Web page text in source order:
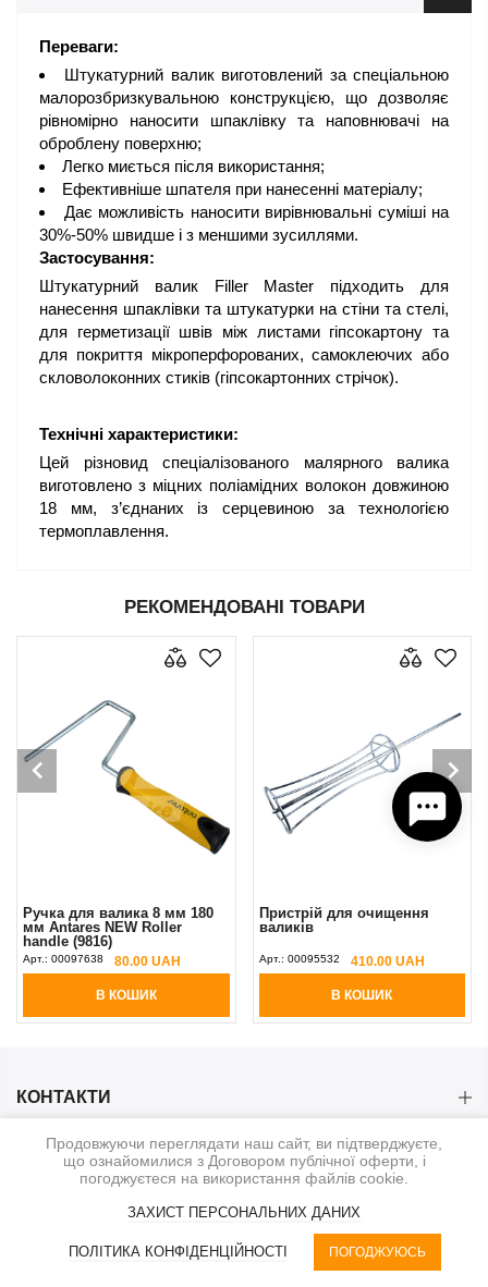
Переваги:
Штукатурний валик виготовлений за спеціальною
малорозбризкувальною конструкцією, що дозволяє
рівномірно наносити шпаклівку та наповнювачі на
оброблену поверхню;
Легко миється після використання;
Ефективніше шпателя при нанесенні матеріалу;
Дає можливість наносити вирівнювальні суміші на
30%-50% швидше і з меншими зусиллями.
Застосування:
Штукатурний валик Filler Master підходить для
нанесення шпаклівки та штукатурки на стіни та стелі,
для герметизації швів між листами гіпсокартону та
для покриття мікроперфорованих, самоклеючих або
скловолоконних стиків (гіпсокартонних стрічок).
Технічні характеристики:
Цей різновид спеціалізованого малярного валика
виготовлено з міцних поліамідних волокон довжиною
18 мм, з’єднаних із серцевиною за технологією
термоплавлення.
РЕКОМЕНДОВАНІ ТОВАРИ
Ручка для валика 8 мм 180
мм Antares NEW Roller
handle (9816)
Арт.: 00097638 80.00 UAH
В КОШИК
Пристрій для очищення
валиків
Арт.: 00095532 410.00 UAH
В КОШИК
КОНТАКТИ
КАТЕГОРІЇ
ІНФОРМАЦІЯ
© 2020-2026. BauServiceФІЛЬТР ПРОФІЛЬ
Продовжуючи переглядати наш сайт, ви підтверджуєте,
що ознайомилися з Договором публічної оферти, і
погоджуєтеся на використання файлів cookie.
ЗАХИСТ ПЕРСОНАЛЬНИХ ДАНИХ
ПОЛІТИКА КОНФІДЕНЦІЙНОСТІ ПОГОДЖУЮСЬ